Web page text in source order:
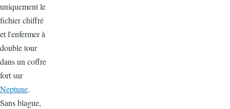
uniquement le
fichier chiffré
et l'enfermer à
double tour
dans un coffre
fort sur
Neptune.
Sans blague,